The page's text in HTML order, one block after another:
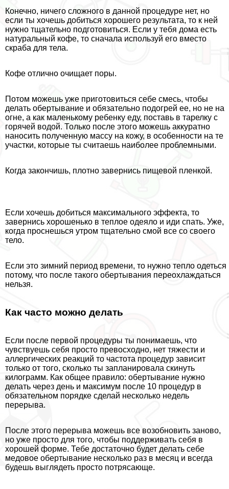
Конечно, ничего сложного в данной процедуре нет, но
если ты хочешь добиться хорошего результата, то к ней
нужно тщательно подготовиться. Если у тебя дома есть
натуральный кофе, то сначала используй его вместо
скpaба для тела.
Кофе отлично очищает поры.
Потом можешь уже приготовиться себе смесь, чтобы
делать обертывание и обязательно подогрей ее, но не на
огне, а как маленькому ребенку еду, поставь в тарелку с
горячей водой. Только после этого можешь аккуратно
наносить полученную массу на кожу, в особенности на те
участки, которые ты считаешь наиболее проблемными.
Когда закончишь, плотно завернись пищевой пленкой.
Если хочешь добиться максимального эффекта, то
завернись хорошенько в теплое одеяло и иди спать. Уже,
когда проснешься утром тщательно смой все со своего
тело.
Если это зимний период времени, то нужно тепло одеться
потому, что после такого обертывания переохлаждаться
нельзя.
Как часто можно делать
Если после первой процедуры ты понимаешь, что
чувствуешь себя просто превосходно, нет тяжести и
аллергических реакций то частота процедур зависит
только от того, сколько ты запланировала скинуть
килограмм. Как общее правило: обертывание нужно
делать через день и максимум после 10 процедур в
обязательном порядке сделай несколько недель
перерыва.
После этого перерыва можешь все возобновить заново,
но уже просто для того, чтобы поддерживать себя в
хорошей форме. Тебе достаточно будет делать себе
медовое обертывание несколько раз в месяц и всегда
будешь выглядеть просто потрясающе.